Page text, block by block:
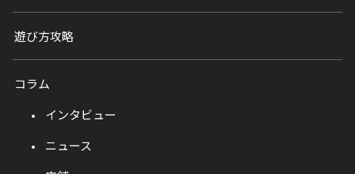
遊び方攻略
コラム
インタビュー
ニュース